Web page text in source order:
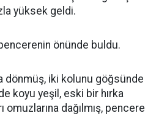
yüksek geldi.
önünde buldu.
dönmüş, iki kolunu göğsünde
koyu yeşil, eski bir hırka
omuzlarına dağılmış, pencere